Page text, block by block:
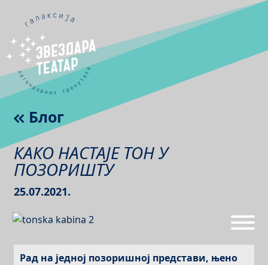
Блог
КАКО НАСТАЈЕ ТОН У
ПОЗОРИШТУ
25.07.2021.
Рад на једној позоришној представи, њено